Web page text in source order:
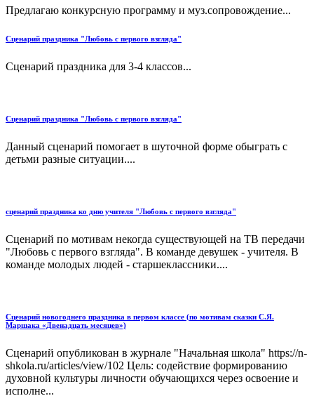
Предлагаю конкурсную программу и муз.сопровождение...
Сценарий праздника "Любовь с первого взгляда"
Сценарий праздника для 3-4 классов...
Сценарий праздника "Любовь с первого взгляда"
Данный сценарий помогает в шуточной форме обыграть с
детьми разные ситуации....
сценарий праздника ко дню учителя "Любовь с первого взгляда"
Сценарий по мотивам некогда существующей на ТВ передачи
"Любовь с первого взгляда". В команде девушек - учителя. В
команде молодых людей - старшеклассники....
Сценарий новогоднего праздника в первом классе (по мотивам сказки С.Я.
Маршака «Двенадцать месяцев»)
Сценарий опубликован в журнале "Начальная школа" https://n-
shkola.ru/articles/view/102 Цель: содействие формированию
духовной культуры личности обучающихся через освоение и
исполне...